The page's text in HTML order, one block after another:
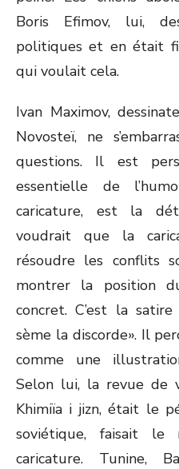
Boris Efimov, lui,
politiques et en était
qui voulait cela.
Ivan Maximov,
Novosteï, ne
questions. Il est
essentielle de
caricature, est la
voudrait que la
résoudre les conflits
montrer la position
concret. C’est la
sème la discorde». Il
comme une
Selon lui, la revue de
Khimiïa i jizn, était le
soviétique, faisait
caricature. Tunine,